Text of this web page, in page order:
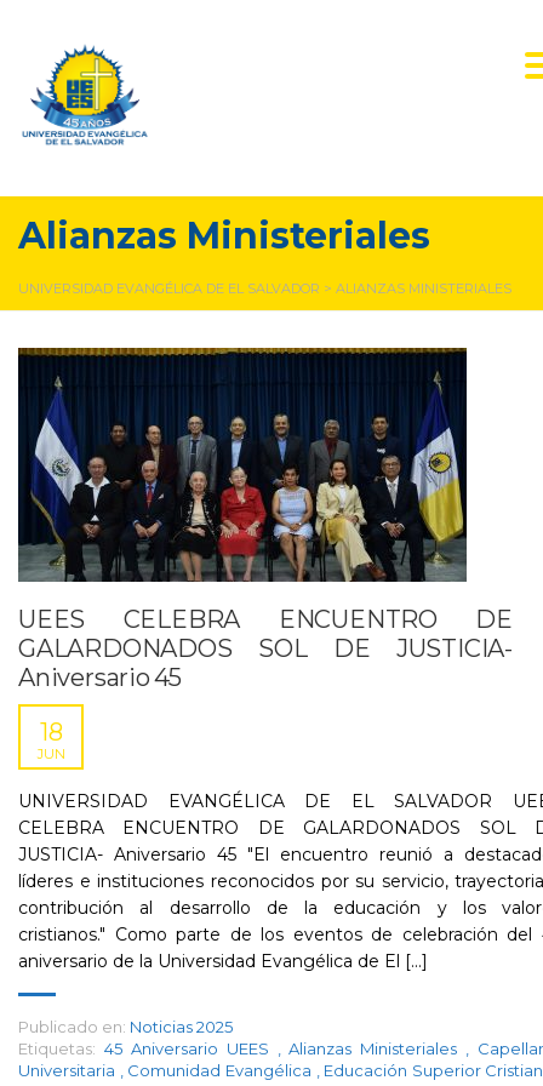
Alianzas Ministeriales
UNIVERSIDAD EVANGÉLICA DE EL SALVADOR > ALIANZAS MINISTERIALES
UEES CELEBRA ENCUENTRO DE
GALARDONADOS SOL DE JUSTICIA-
Aniversario 45
18
JUN
UNIVERSIDAD EVANGÉLICA DE EL SALVADOR
CELEBRA ENCUENTRO DE GALARDONADOS SOL
JUSTICIA- Aniversario 45 "El encuentro reunió a
líderes e instituciones reconocidos por su servicio,
contribución al desarrollo de la educación y los
cristianos." Como parte de los eventos de celebración del
aniversario de la Universidad Evangélica de El [...]
Publicado en: Noticias 2025
Etiquetas: 45 Aniversario UEES Alianzas Ministeriales
Universitaria
Comunidad Evangélica
Educación Superior